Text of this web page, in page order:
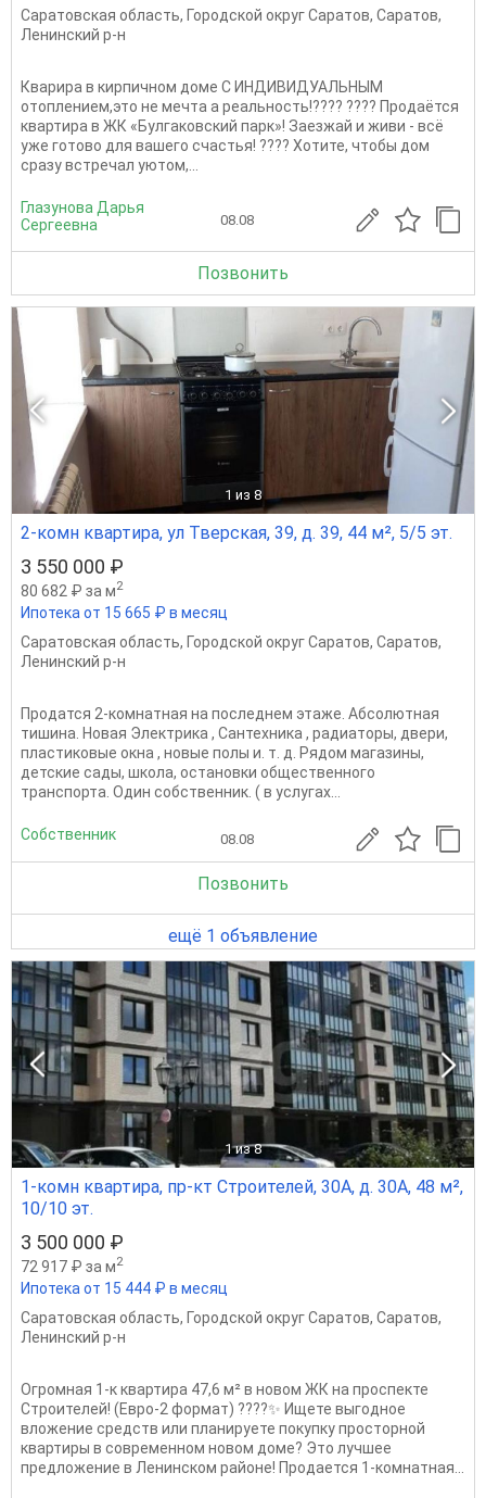
Саратовская область, Городской округ Саратов, Саратов,
Ленинский р-н
Кварира в кирпичном доме С ИНДИВИДУАЛЬНЫМ
отоплением,это не мечта а реальность!???? ???? Продаётся
квартира в ЖК «Булгаковский парк»! Заезжай и живи - всё
уже готово для вашего счастья! ???? Хотите, чтобы дом
сразу встречал уютом,...
Глазунова Дарья
Сергеевна
08.08
Позвонить
1 из 8
2-комн квартира, ул Тверская, 39, д. 39, 44 м², 5/5 эт.
3 550 000 ₽
80 682 ₽ за м2
Ипотека от 15 665 ₽ в месяц
Саратовская область, Городской округ Саратов, Саратов,
Ленинский р-н
Продатся 2-комнатная на последнем этаже. Абсолютная
тишина. Новая Электрика , Сантехника , радиаторы, двери,
пластиковые окна , новые полы и. т. д. Рядом магазины,
детские сады, школа, остановки общественного
транспорта. Один собственник. ( в услугах...
Собственник 08.08
Позвонить
ещё 1 объявление
1 из 8
1-комн квартира, пр-кт Строителей, 30А, д. 30А, 48 м²,
10/10 эт.
3 500 000 ₽
72 917 ₽ за м2
Ипотека от 15 444 ₽ в месяц
Саратовская область, Городской округ Саратов, Саратов,
Ленинский р-н
Огромная 1-к квартира 47,6 м² в новом ЖК на проспекте
Строителей! (Евро-2 формат) ????️✨ Ищете выгодное
вложение средств или планируете покупку просторной
квартиры в современном новом доме? Это лучшее
предложение в Ленинском районе! Продается 1-комнатная...